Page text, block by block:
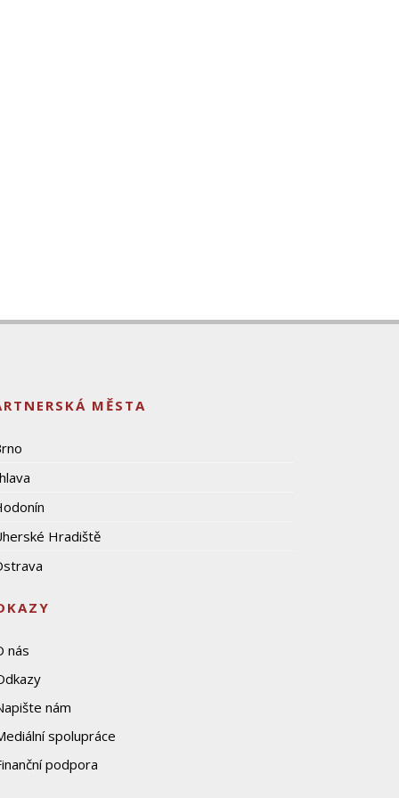
MĚSTA
Hradiště
nás
nám
spolupráce
podpora